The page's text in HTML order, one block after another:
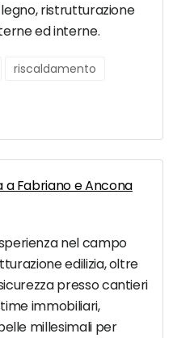
ristrutturazione
ed interne.
riscaldamento
a Fabriano e Ancona
nel campo
edilizia, oltre
presso cantieri
immobiliari,
millesimali per